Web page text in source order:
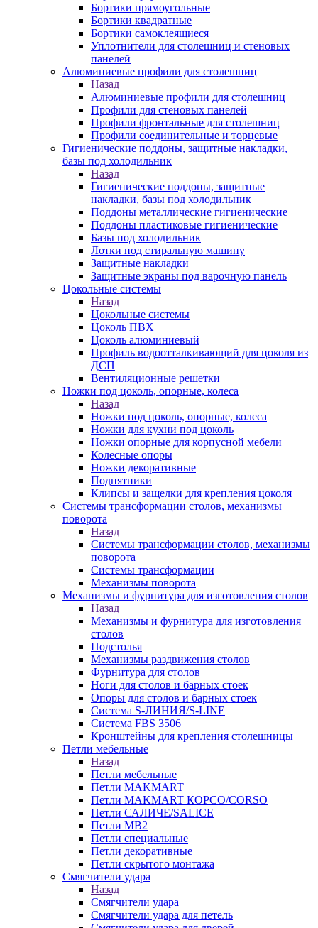
Бортики прямоугольные
Бортики квадратные
Бортики самоклеящиеся
Уплотнители для столешниц и стеновых
панелей
Алюминиевые профили для столешниц
Назад
Алюминиевые профили для столешниц
Профили для стеновых панелей
Профили фронтальные для столешниц
Профили соединительные и торцевые
Гигиенические поддоны, защитные накладки,
базы под холодильник
Назад
Гигиенические поддоны, защитные
накладки, базы под холодильник
Поддоны металлические гигиенические
Поддоны пластиковые гигиенические
Базы под холодильник
Лотки под стиральную машину
Защитные накладки
Защитные экраны под варочную панель
Цокольные системы
Назад
Цокольные системы
Цоколь ПВХ
Цоколь алюминиевый
Профиль водоотталкивающий для цоколя из
ДСП
Вентиляционные решетки
Ножки под цоколь, опорные, колеса
Назад
Ножки под цоколь, опорные, колеса
Ножки для кухни под цоколь
Ножки опорные для корпусной мебели
Колесные опоры
Ножки декоративные
Подпятники
Клипсы и защелки для крепления цоколя
Системы трансформации столов, механизмы
поворота
Назад
Системы трансформации столов, механизмы
поворота
Системы трансформации
Механизмы поворота
Механизмы и фурнитура для изготовления столов
Назад
Механизмы и фурнитура для изготовления
столов
Подстолья
Механизмы раздвижения столов
Фурнитура для столов
Ноги для столов и барных стоек
Опоры для столов и барных стоек
Система S-ЛИНИЯ/S-LINE
Система FBS 3506
Кронштейны для крепления столешницы
Петли мебельные
Назад
Петли мебельные
Петли MAKMART
Петли MAKMART КОРСО/CORSO
Петли САЛИЧЕ/SALICE
Петли MB2
Петли специальные
Петли декоративные
Петли скрытого монтажа
Смягчители удара
Назад
Смягчители удара
Смягчители удара для петель